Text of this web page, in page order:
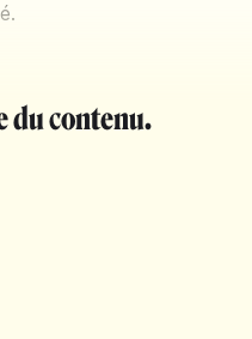
du contenu.